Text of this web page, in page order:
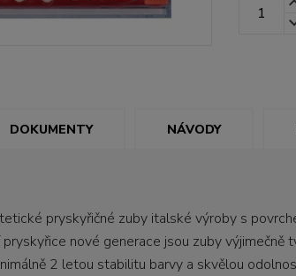
DOKUMENTY NÁVODY
pryskyřičné zuby italské výroby s
nové generace jsou zuby výjimečně
2 letou stabilitu barvy a skvělou